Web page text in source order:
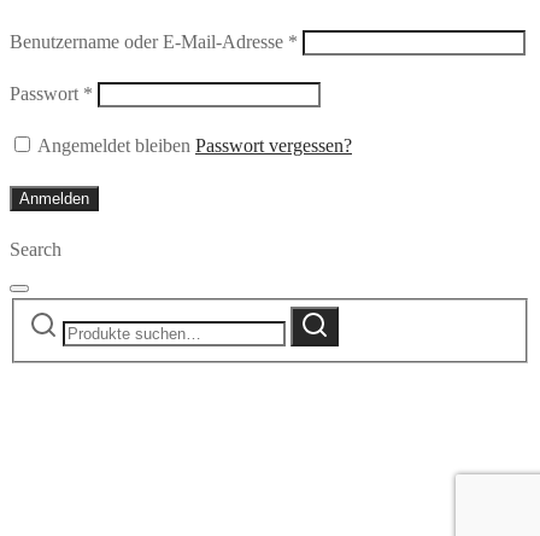
Benutzername oder E-Mail-Adresse *
Passwort *
Angemeldet bleiben Passwort vergessen?
Anmelden
Search
Suche
Suche